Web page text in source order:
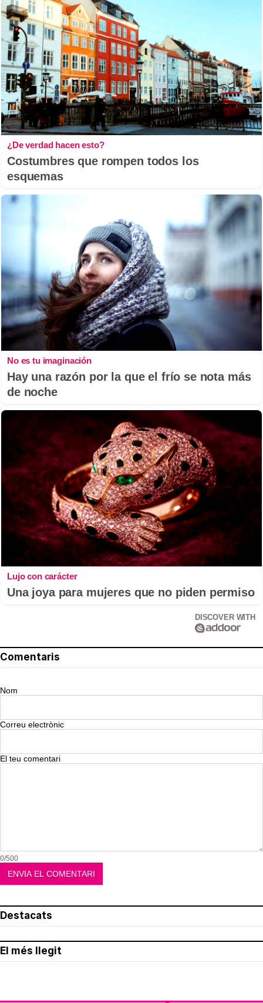
¿De verdad hacen esto?
Costumbres que rompen todos los
esquemas
No es tu imaginación
Hay una razón por la que el frío se nota más
de noche
Lujo con carácter
Una joya para mujeres que no piden permiso
DISCOVER WITH
Comentaris
Nom
Correu electrònic
El teu comentari
0/500
Destacats
El més llegit